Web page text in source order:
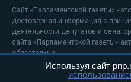
Сайт «Парламентской газеты» -
достоверная информация о
деятельности депутатов и
сайта «Парламентской газеты»
обязательна.
На информационном ресурсе
Используя сайт